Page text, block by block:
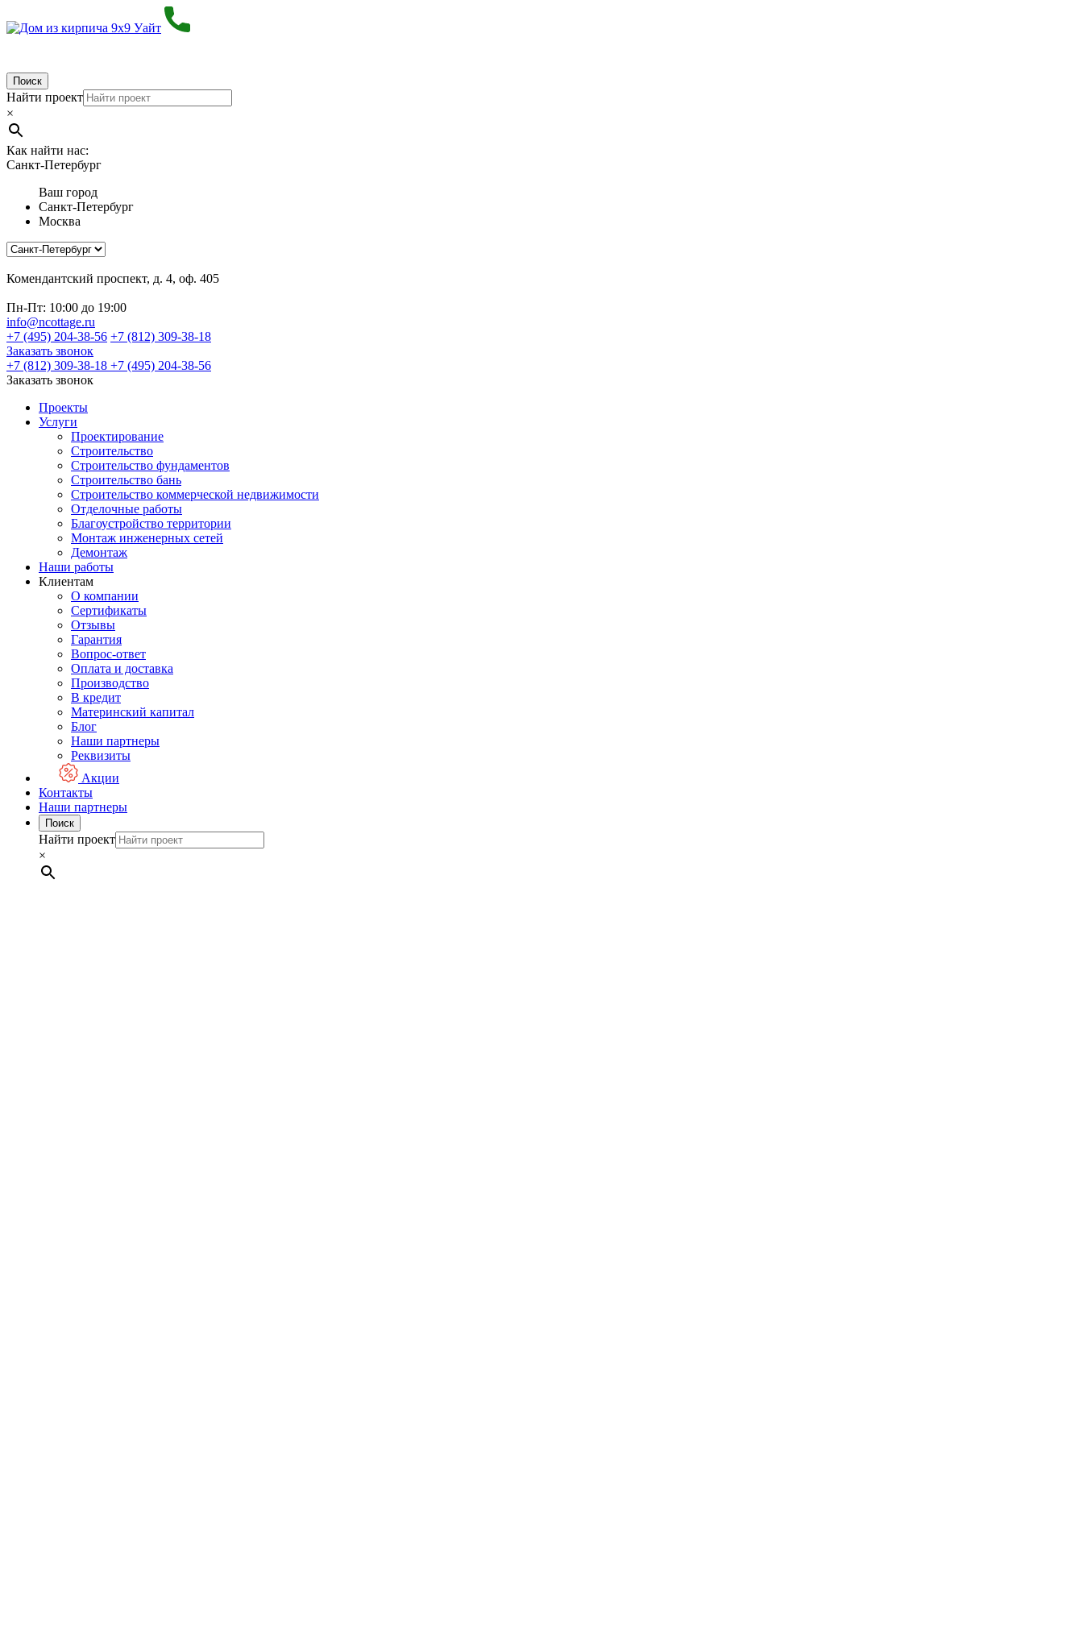
Поиск
Найти проект
×
Как найти нас:
Санкт-Петербург
Ваш город
Санкт-Петербург
Москва
Комендантский проспект, д. 4, оф. 405
Пн-Пт: 10:00 до 19:00
info@ncottage.ru
+7 (495) 204-38-56 +7 (812) 309-38-18
Заказать звонок
+7 (812) 309-38-18 +7 (495) 204-38-56
Заказать звонок
Проекты
Услуги
Проектирование
Строительство
Строительство фундаментов
Строительство бань
Строительство коммерческой недвижимости
Отделочные работы
Благоустройство территории
Монтаж инженерных сетей
Демонтаж
Наши работы
Клиентам
О компании
Сертификаты
Отзывы
Гарантия
Вопрос-ответ
Оплата и доставка
Производство
В кредит
Материнский капитал
Блог
Наши партнеры
Реквизиты
Акции
Контакты
Наши партнеры
Поиск
Найти проект
×